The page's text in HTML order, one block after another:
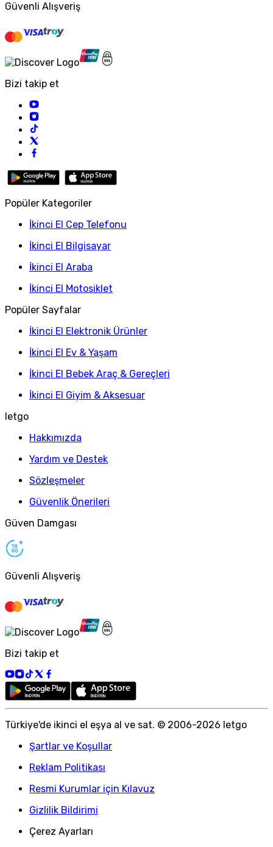
Güvenli Alışveriş
Bizi takip et
Popüler Kategoriler
İkinci El Cep Telefonu
İkinci El Bilgisayar
İkinci El Araba
İkinci El Motosiklet
Popüler Sayfalar
İkinci El Elektronik Ürünler
İkinci El Ev & Yaşam
İkinci El Bebek Araç & Gereçleri
İkinci El Giyim & Aksesuar
letgo
Hakkımızda
Yardım ve Destek
Sözleşmeler
Güvenlik Önerileri
Güven Damgası
Güvenli Alışveriş
Bizi takip et
Türkiye'de ikinci el eşya al ve sat. © 2006-2026 letgo
Şartlar ve Koşullar
Reklam Politikası
Resmi Kurumlar için Kılavuz
Gizlilik Bildirimi
Çerez Ayarları